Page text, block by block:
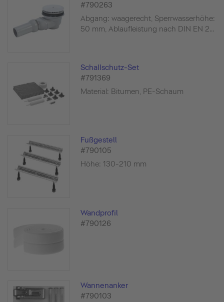
#790263
Abgang: waagerecht, Sperrwasserhöhe:
50 mm, Ablaufleistung nach DIN EN 2...
Schallschutz-Set
#791369
Material: Bitumen, PE-Schaum
Fußgestell
#790105
Höhe: 130-210 mm
Wandprofil
#790126
Wannenanker
#790103